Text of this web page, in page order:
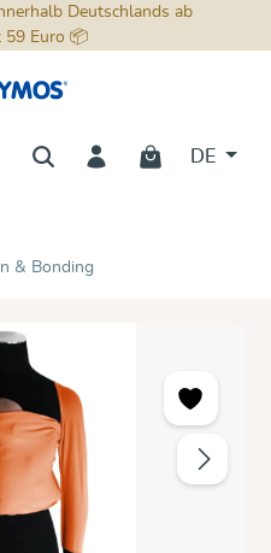
Deutschlands ab
59 Euro 📦
DE
& Bonding